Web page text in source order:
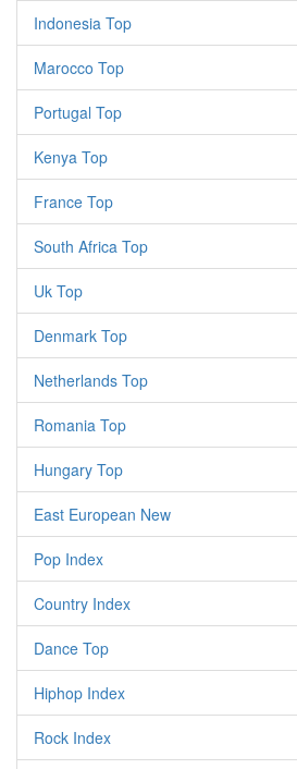
Indonesia Top
Marocco Top
Portugal Top
Kenya Top
France Top
South Africa Top
Uk Top
Denmark Top
Netherlands Top
Romania Top
Hungary Top
East European New
Pop Index
Country Index
Dance Top
Hiphop Index
Rock Index